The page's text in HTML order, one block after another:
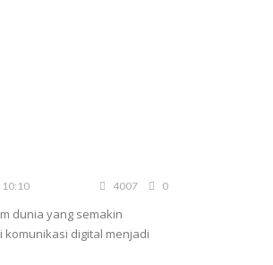
10:10 4007 0
dunia yang semakin
digital menjadi